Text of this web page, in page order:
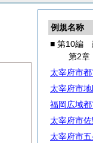
例規名称
■ 第10編
第2
太宰府市
太宰府市
福岡広域
太宰府市
太宰府市